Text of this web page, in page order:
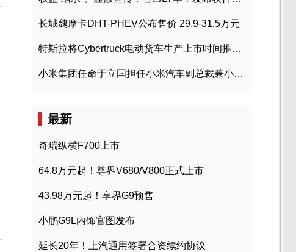
长城魏摩卡DHT-PHEV公布售价 29.9-31.5万元
特斯拉将Cybertruck电动货车生产上市时间推迟到2023年初
小米集团任命于立国担任小米汽车副总裁兼小米汽车北京总部政委
最新
奇瑞纵横F700上市
64.8万元起！尊界V680/V800正式上市
43.98万元起！享界G9预售
小鹏G9L内饰官图发布
延长20年！上汽通用签署合资续约协议